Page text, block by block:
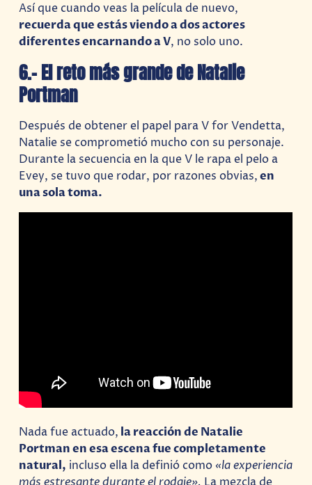
Así que cuando veas la película de nuevo,
recuerda que estás viendo a dos actores
diferentes encarnando a V, no solo uno.
6.- El reto más grande de Natalie
Portman
Después de obtener el papel para V for Vendetta,
Natalie se comprometió mucho con su personaje.
Durante la secuencia en la que V le rapa el pelo a
Evey, se tuvo que rodar, por razones obvias,en
una sola toma.
Nada fue actuado, la reacción de Natalie
Portman en esa escena fue completamente
natural, incluso ella la definió como«la experiencia